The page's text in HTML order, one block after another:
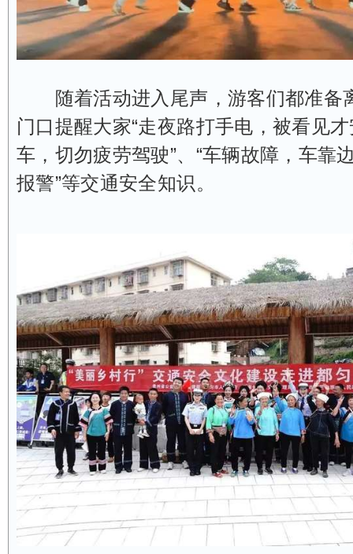
随着活动进入尾声，游客们都准备
门口提醒大家“走夜路打手电，被看见才
车，切勿疲劳驾驶”、“车辆故障，车靠
报警”等交通安全知识。